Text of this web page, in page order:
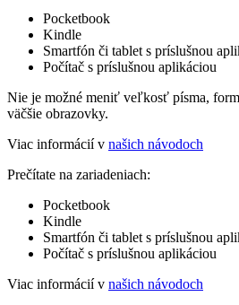
Pocketbook
Kindle
Smartfón či tablet s príslušnou
Počítač s príslušnou aplikáciou
Nie je možné meniť veľkosť písma,
väčšie obrazovky.
Viac informácií v našich návodoch
Prečítate na zariadeniach:
Pocketbook
Kindle
Smartfón či tablet s príslušnou
Počítač s príslušnou aplikáciou
Viac informácií v našich návodoch